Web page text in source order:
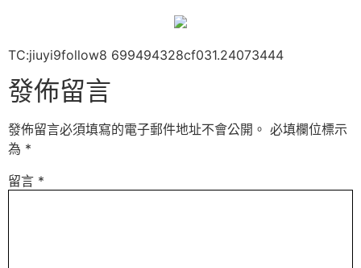
TC:jiuyi9follow8 699494328cf031.24073444
發佈留言
發佈留言必須填寫的電子郵件地址不會公開。 必填欄位標示
為 *
留言 *